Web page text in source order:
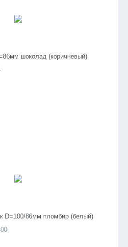
шоколад (коричневый)
D=100/86мм пломбир (белый)